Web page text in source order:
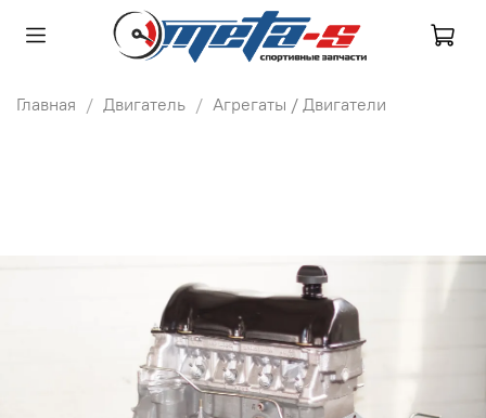
Главная Двигатель Агрегаты / Двигатели